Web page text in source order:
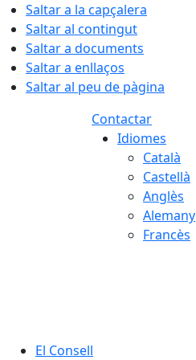
Saltar a la capçalera
Saltar al contingut
Saltar a documents
Saltar a enllaços
Saltar al peu de pàgina
Contactar
Idiomes
Català
Castellà
Anglès
Alemany
Francès
El Consell